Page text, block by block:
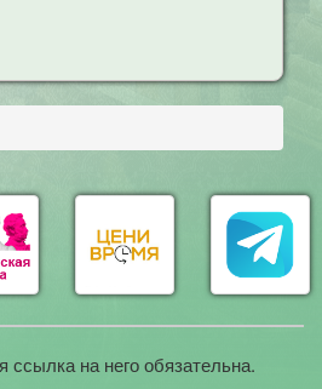
ссылка на него обязательна.